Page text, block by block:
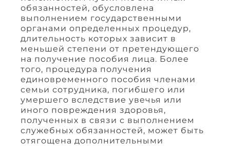
обязанностей, обусловлена
выполнением государственными
органами определенных процедур,
длительность которых зависит в
меньшей степени от претендующего
на получение пособия лица. Более
того, процедура получения
единовременного пособия членами
семьи сотрудника, погибшего или
умершего вследствие увечья или
иного повреждения здоровья,
полученных в связи с выполнением
служебных обязанностей, может быть
отягощена дополнительными